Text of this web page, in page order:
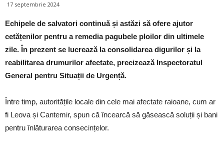
17 septembrie 2024
Echipele de salvatori continuă și astăzi să ofere ajutor
cetățenilor pentru a remedia pagubele ploilor din ultimele
zile. În prezent se lucrează la consolidarea digurilor și la
reabilitarea drumurilor afectate, precizează Inspectoratul
General pentru Situații de Urgență.
Între timp, autoritățile locale din cele mai afectate raioane, cum ar
fi Leova și Cantemir, spun că încearcă să găsească soluții și bani
pentru înlăturarea consecințelor.